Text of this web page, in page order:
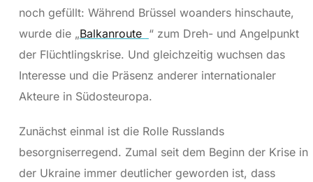
noch gefüllt: Während Brüssel woanders hinschaute,
wurde die „Balkanroute “ zum Dreh- und Angelpunkt
der Flüchtlingskrise. Und gleichzeitig wuchsen das
Interesse und die Präsenz anderer internationaler
Akteure in Südosteuropa.
Zunächst einmal ist die Rolle Russlands
besorgniserregend. Zumal seit dem Beginn der Krise in
der Ukraine immer deutlicher geworden ist, dass